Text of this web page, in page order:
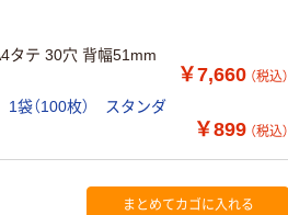
タテ 30穴 背幅51mm
￥7,660 （税込）
（100枚） スタンダ
￥899 （税込）
まとめてカゴに入れる